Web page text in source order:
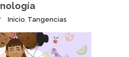
Inicio, Tangencias